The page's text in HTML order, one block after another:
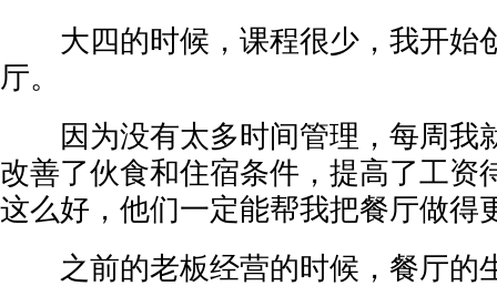
大四的时候，课程很少，我开始
厅。
因为没有太多时间管理，每周我
改善了伙食和住宿条件，提高了工资
这么好，他们一定能帮我把餐厅做得
之前的老板经营的时候，餐厅的